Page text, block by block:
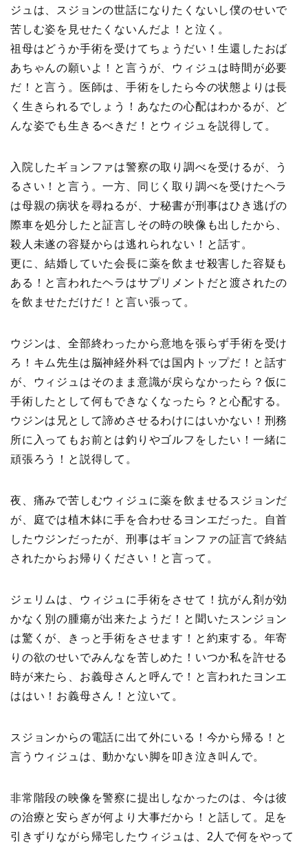
ジュは、スジョンの世話になりたくないし僕のせいで
苦しむ姿を見せたくないんだよ！と泣く。
祖母はどうか手術を受けてちょうだい！生還したおば
あちゃんの願いよ！と言うが、ウィジュは時間が必要
だ！と言う。医師は、手術をしたら今の状態よりは長
く生きられるでしょう！あなたの心配はわかるが、ど
んな姿でも生きるべきだ！とウィジュを説得して。
入院したギョンファは警察の取り調べを受けるが、う
るさい！と言う。一方、同じく取り調べを受けたヘラ
は母親の病状を尋ねるが、ナ秘書が刑事はひき逃げの
際車を処分したと証言しその時の映像も出したから、
殺人未遂の容疑からは逃れられない！と話す。
更に、結婚していた会長に薬を飲ませ殺害した容疑も
ある！と言われたヘラはサプリメントだと渡されたの
を飲ませただけだ！と言い張って。
ウジンは、全部終わったから意地を張らず手術を受け
ろ！キム先生は脳神経外科では国内トップだ！と話す
が、ウィジュはそのまま意識が戻らなかったら？仮に
手術したとして何もできなくなったら？と心配する。
ウジンは兄として諦めさせるわけにはいかない！刑務
所に入ってもお前とは釣りやゴルフをしたい！一緒に
頑張ろう！と説得して。
夜、痛みで苦しむウィジュに薬を飲ませるスジョンだ
が、庭では植木鉢に手を合わせるヨンエだった。自首
したウジンだったが、刑事はギョンファの証言で終結
されたからお帰りください！と言って。
ジェリムは、ウィジュに手術をさせて！抗がん剤が効
かなく別の腫瘍が出来たようだ！と聞いたスンジョン
は驚くが、きっと手術をさせます！と約束する。年寄
りの欲のせいでみんなを苦しめた！いつか私を許せる
時が来たら、お義母さんと呼んで！と言われたヨンエ
ははい！お義母さん！と泣いて。
スジョンからの電話に出て外にいる！今から帰る！と
言うウィジュは、動かない脚を叩き泣き叫んで。
非常階段の映像を警察に提出しなかったのは、今は彼
の治療と安らぎが何より大事だから！と話して。足を
引きずりながら帰宅したウィジュは、2人で何をやって